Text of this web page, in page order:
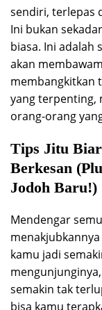
sendiri, terlepas
Ini bukan
biasa. Ini adalah
akan
membangkitkan
yang terpenting,
orang-orang
Tips Jitu
Berkesan
Jodoh Baru!)
Mendengar
kamu jadi
semakin tak
bisa kamu